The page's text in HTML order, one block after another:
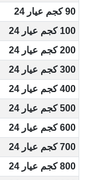
90 كجم عيار 24
100 كجم عيار 24
200 كجم عيار 24
300 كجم عيار 24
400 كجم عيار 24
500 كجم عيار 24
600 كجم عيار 24
700 كجم عيار 24
800 كجم عيار 24